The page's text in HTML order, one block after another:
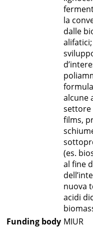
la
dalle
alcune
settore
films,
(es.
al fine
nuova
acidi
Funding body MIUR